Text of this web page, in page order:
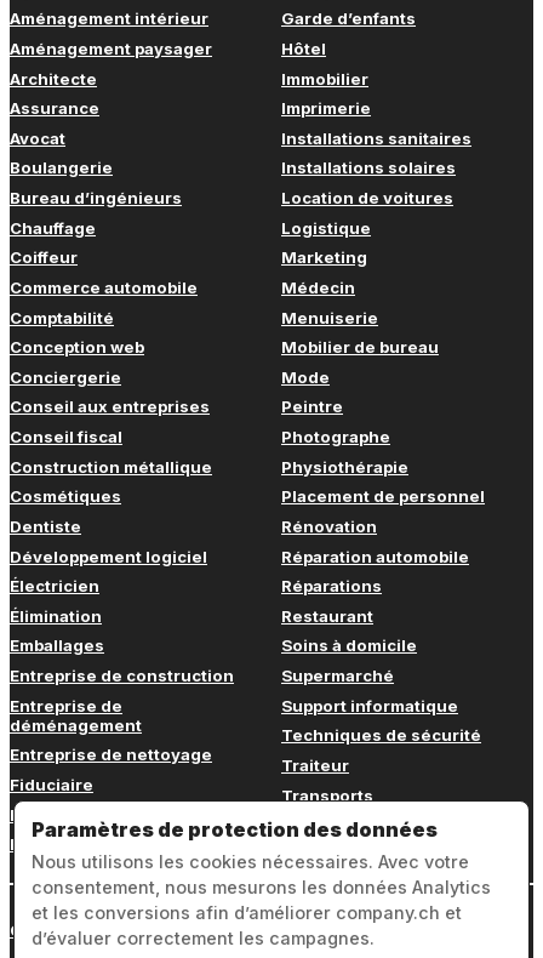
Aménagement intérieur
Aménagement paysager
Architecte
Assurance
Avocat
Boulangerie
Bureau d’ingénieurs
Chauffage
Coiffeur
Commerce automobile
Comptabilité
Conception web
Conciergerie
Conseil aux entreprises
Conseil fiscal
Construction métallique
Cosmétiques
Dentiste
Développement logiciel
Électricien
Élimination
Emballages
Entreprise de construction
Entreprise de
déménagement
Entreprise de nettoyage
Fiduciaire
Fitness
Formation continue
Garde d’enfants
Hôtel
Immobilier
Imprimerie
Installations sanitaires
Installations solaires
Location de voitures
Logistique
Marketing
Médecin
Menuiserie
Mobilier de bureau
Mode
Peintre
Photographe
Physiothérapie
Placement de personnel
Rénovation
Réparation automobile
Réparations
Restaurant
Soins à domicile
Supermarché
Support informatique
Techniques de sécurité
Traiteur
Transports
Vétérinaire
Connexion
Paramètres de protection des données
Nous utilisons les cookies nécessaires. Avec votre
consentement, nous mesurons les données Analytics
et les conversions afin d’améliorer company.ch et
d’évaluer correctement les campagnes.